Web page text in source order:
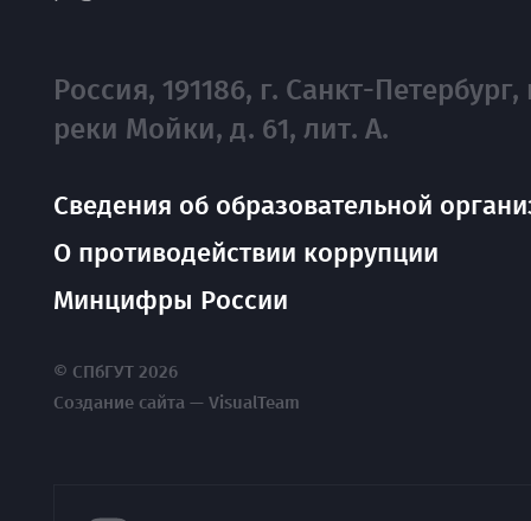
Россия, 191186, г. Санкт-Петербург,
реки Мойки, д. 61, лит. А.
Сведения об образовательной
О противодействии коррупции
Минцифры России
© СПбГУТ 2026
Создание сайта — VisualTeam